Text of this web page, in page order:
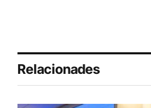
Relacionades